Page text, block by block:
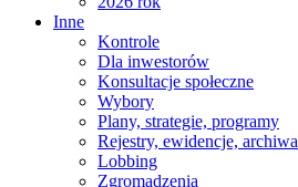
Inne
Kontrole
Dla inwestorów
Konsultacje społeczne
Wybory
Plany, strategie, programy
Rejestry, ewidencje, archiwa
Lobbing
Zgromadzenia